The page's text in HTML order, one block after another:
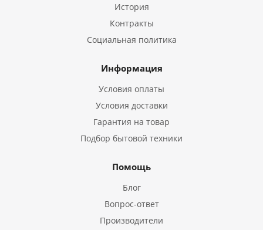
История
Контракты
Социальная политика
Информация
Условия оплаты
Условия доставки
Гарантия на товар
Подбор бытовой техники
Помощь
Блог
Вопрос-ответ
Производители